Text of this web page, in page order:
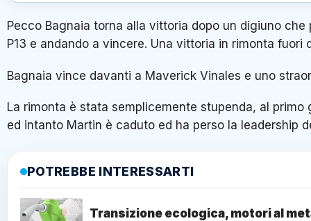
Pecco Bagnaia torna alla vittoria dopo un digiuno
P13 e andando a vincere. Una vittoria in rimonta
Bagnaia vince davanti a Maverick Vinales e uno
La rimonta è stata semplicemente stupenda, al
ed intanto Martin è caduto ed ha perso la leadership
POTREBBE INTERESSARTI
Transizione ecologica, motori al